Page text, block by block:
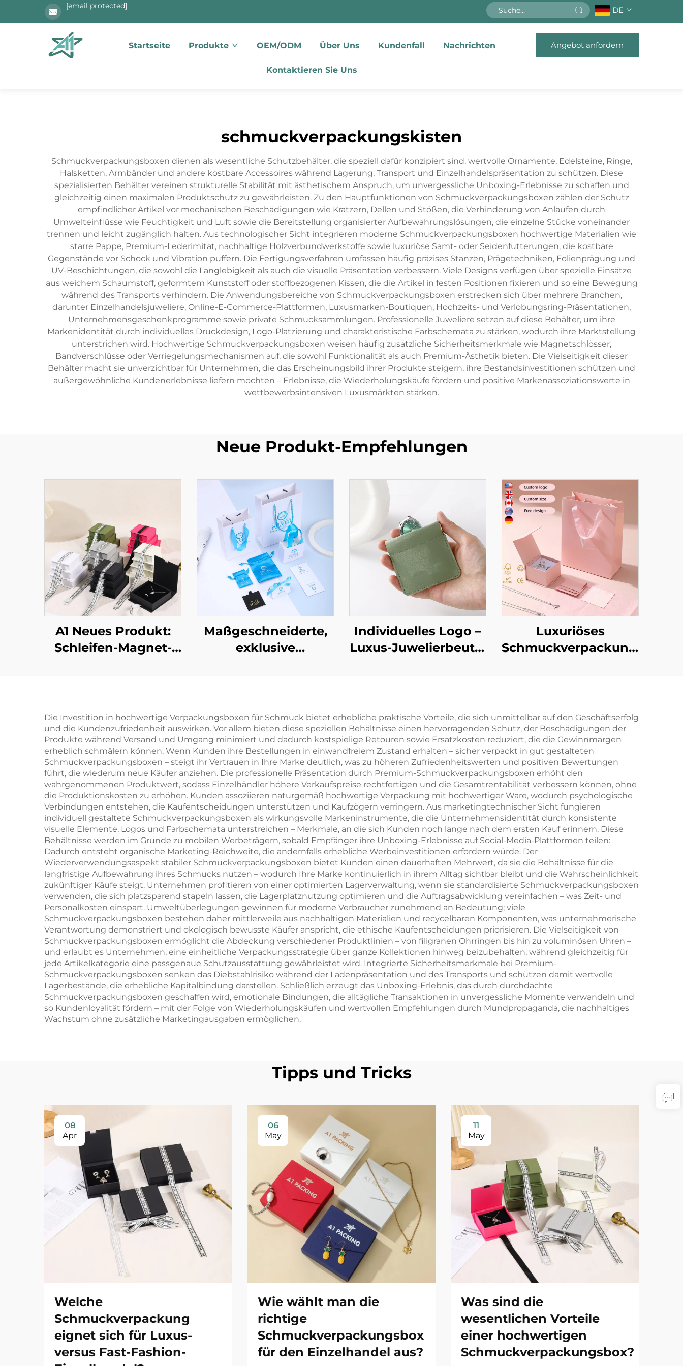
[email protected] DE
Startseite Produkte OEM/ODM Über Uns Kundenfall Nachrichten
Kontaktieren Sie Uns
Angebot anfordern
schmuckverpackungskisten
Schmuckverpackungsboxen dienen als wesentliche Schutzbehälter, die speziell dafür konzipiert sind, wertvolle Ornamente, Edelsteine, Ringe,
Halsketten, Armbänder und andere kostbare Accessoires während Lagerung, Transport und Einzelhandelspräsentation zu schützen. Diese
spezialisierten Behälter vereinen strukturelle Stabilität mit ästhetischem Anspruch, um unvergessliche Unboxing-Erlebnisse zu schaffen und
gleichzeitig einen maximalen Produktschutz zu gewährleisten. Zu den Hauptfunktionen von Schmuckverpackungsboxen zählen der Schutz
empfindlicher Artikel vor mechanischen Beschädigungen wie Kratzern, Dellen und Stößen, die Verhinderung von Anlaufen durch
Umwelteinflüsse wie Feuchtigkeit und Luft sowie die Bereitstellung organisierter Aufbewahrungslösungen, die einzelne Stücke voneinander
trennen und leicht zugänglich halten. Aus technologischer Sicht integrieren moderne Schmuckverpackungsboxen hochwertige Materialien wie
starre Pappe, Premium-Lederimitat, nachhaltige Holzverbundwerkstoffe sowie luxuriöse Samt- oder Seidenfutterungen, die kostbare
Gegenstände vor Schock und Vibration puffern. Die Fertigungsverfahren umfassen häufig präzises Stanzen, Prägetechniken, Folienprägung und
UV-Beschichtungen, die sowohl die Langlebigkeit als auch die visuelle Präsentation verbessern. Viele Designs verfügen über spezielle Einsätze
aus weichem Schaumstoff, geformtem Kunststoff oder stoffbezogenen Kissen, die die Artikel in festen Positionen fixieren und so eine Bewegung
während des Transports verhindern. Die Anwendungsbereiche von Schmuckverpackungsboxen erstrecken sich über mehrere Branchen,
darunter Einzelhandelsjuweliere, Online-E-Commerce-Plattformen, Luxusmarken-Boutiquen, Hochzeits- und Verlobungsring-Präsentationen,
Unternehmensgeschenkprogramme sowie private Schmucksammlungen. Professionelle Juweliere setzen auf diese Behälter, um ihre
Markenidentität durch individuelles Druckdesign, Logo-Platzierung und charakteristische Farbschemata zu stärken, wodurch ihre Marktstellung
unterstrichen wird. Hochwertige Schmuckverpackungsboxen weisen häufig zusätzliche Sicherheitsmerkmale wie Magnetschlösser,
Bandverschlüsse oder Verriegelungsmechanismen auf, die sowohl Funktionalität als auch Premium-Ästhetik bieten. Die Vielseitigkeit dieser
Behälter macht sie unverzichtbar für Unternehmen, die das Erscheinungsbild ihrer Produkte steigern, ihre Bestandsinvestitionen schützen und
außergewöhnliche Kundenerlebnisse liefern möchten – Erlebnisse, die Wiederholungskäufe fördern und positive Markenassoziationswerte in
wettbewerbsintensiven Luxusmärkten stärken.
Neue Produkt-Empfehlungen
A1 Neues Produkt:
Schleifen-Magnet-
Schmuck, Ringe,
Uhren, Halsketten
und Ohrringe mit
Logo
Maßgeschneiderte,
exklusive
Karton-
Schmuckverpackungsgehäuse
für Luxus-Halsketten,
-Ringe und andere
signifikante
Schmuckstücke
Individuelles Logo –
Luxus-Juwelierbeutel
federbelasteter
Metallöffnung sowie
Lippenstift-
Organizer-Tasche für
die Verpackung von
Schmuck
Luxuriöses
Schmuckverpackungsset
Ohrringe mit
Papiertüte –
Großhandel,
personalisiertes
Schmuckverpackungsset,
gebündelt
Die Investition in hochwertige Verpackungsboxen für Schmuck bietet erhebliche praktische Vorteile, die sich unmittelbar auf den Geschäftserfolg
und die Kundenzufriedenheit auswirken. Vor allem bieten diese speziellen Behältnisse einen hervorragenden Schutz, der Beschädigungen der
Produkte während Versand und Umgang minimiert und dadurch kostspielige Retouren sowie Ersatzkosten reduziert, die die Gewinnmargen
erheblich schmälern können. Wenn Kunden ihre Bestellungen in einwandfreiem Zustand erhalten – sicher verpackt in gut gestalteten
Schmuckverpackungsboxen – steigt ihr Vertrauen in Ihre Marke deutlich, was zu höheren Zufriedenheitswerten und positiven Bewertungen
führt, die wiederum neue Käufer anziehen. Die professionelle Präsentation durch Premium-Schmuckverpackungsboxen erhöht den
wahrgenommenen Produktwert, sodass Einzelhändler höhere Verkaufspreise rechtfertigen und die Gesamtrentabilität verbessern können, ohne
die Produktionskosten zu erhöhen. Kunden assoziieren naturgemäß hochwertige Verpackung mit hochwertiger Ware, wodurch psychologische
Verbindungen entstehen, die Kaufentscheidungen unterstützen und Kaufzögern verringern. Aus marketingtechnischer Sicht fungieren
individuell gestaltete Schmuckverpackungsboxen als wirkungsvolle Markeninstrumente, die die Unternehmensidentität durch konsistente
visuelle Elemente, Logos und Farbschemata unterstreichen – Merkmale, an die sich Kunden noch lange nach dem ersten Kauf erinnern. Diese
Behältnisse werden im Grunde zu mobilen Werbeträgern, sobald Empfänger ihre Unboxing-Erlebnisse auf Social-Media-Plattformen teilen:
Dadurch entsteht organische Marketing-Reichweite, die andernfalls erhebliche Werbeinvestitionen erfordern würde. Der
Wiederverwendungsaspekt stabiler Schmuckverpackungsboxen bietet Kunden einen dauerhaften Mehrwert, da sie die Behältnisse für die
langfristige Aufbewahrung ihres Schmucks nutzen – wodurch Ihre Marke kontinuierlich in ihrem Alltag sichtbar bleibt und die Wahrscheinlichkeit
zukünftiger Käufe steigt. Unternehmen profitieren von einer optimierten Lagerverwaltung, wenn sie standardisierte Schmuckverpackungsboxen
verwenden, die sich platzsparend stapeln lassen, die Lagerplatznutzung optimieren und die Auftragsabwicklung vereinfachen – was Zeit- und
Personalkosten einspart. Umweltüberlegungen gewinnen für moderne Verbraucher zunehmend an Bedeutung; viele
Schmuckverpackungsboxen bestehen daher mittlerweile aus nachhaltigen Materialien und recycelbaren Komponenten, was unternehmerische
Verantwortung demonstriert und ökologisch bewusste Käufer anspricht, die ethische Kaufentscheidungen priorisieren. Die Vielseitigkeit von
Schmuckverpackungsboxen ermöglicht die Abdeckung verschiedener Produktlinien – von filigranen Ohrringen bis hin zu voluminösen Uhren –
und erlaubt es Unternehmen, eine einheitliche Verpackungsstrategie über ganze Kollektionen hinweg beizubehalten, während gleichzeitig für
jede Artikelkategorie eine passgenaue Schutzausstattung gewährleistet wird. Integrierte Sicherheitsmerkmale bei Premium-
Schmuckverpackungsboxen senken das Diebstahlrisiko während der Ladenpräsentation und des Transports und schützen damit wertvolle
Lagerbestände, die erhebliche Kapitalbindung darstellen. Schließlich erzeugt das Unboxing-Erlebnis, das durch durchdachte
Schmuckverpackungsboxen geschaffen wird, emotionale Bindungen, die alltägliche Transaktionen in unvergessliche Momente verwandeln und
so Kundenloyalität fördern – mit der Folge von Wiederholungskäufen und wertvollen Empfehlungen durch Mundpropaganda, die nachhaltiges
Wachstum ohne zusätzliche Marketingausgaben ermöglichen.
Tipps und Tricks
08
Apr
Welche
Schmuckverpackung
eignet sich für Luxus-
versus Fast-Fashion-
06
May
Wie wählt man die
richtige
Schmuckverpackungsbox
für den Einzelhandel aus?
11
May
Was sind die
wesentlichen Vorteile
einer hochwertigen
Schmuckverpackungsbox?